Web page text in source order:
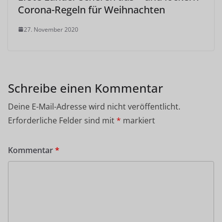
Corona-Regeln für Weihnachten
27. November 2020
Schreibe einen Kommentar
Deine E-Mail-Adresse wird nicht veröffentlicht.
Erforderliche Felder sind mit* markiert
Kommentar*